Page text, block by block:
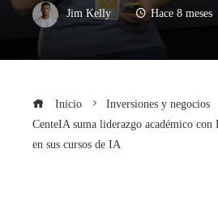
Jim Kelly Hace 8 meses
Inicio
Inversiones y negocios
CenteIA suma liderazgo académico
en sus cursos de IA